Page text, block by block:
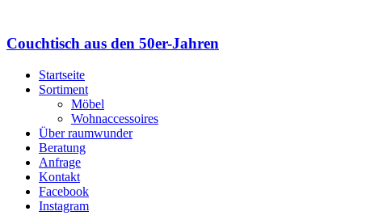
Couchtisch aus den 50er-Jahren
Startseite
Sortiment
Möbel
Wohnaccessoires
Über raumwunder
Beratung
Anfrage
Kontakt
Facebook
Instagram